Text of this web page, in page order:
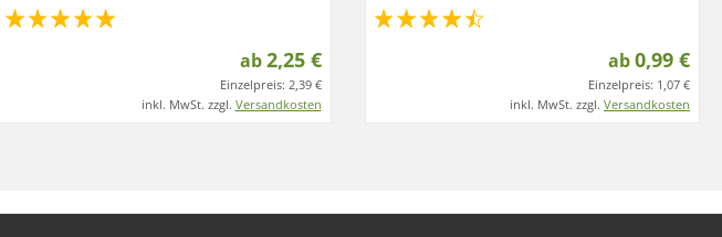
ab2,25 €
Einzelpreis: 2,39 €
inkl. MwSt. zzgl. Versandkosten
ab0,99 €
Einzelpreis: 1,07 €
inkl. MwSt. zzgl. Versandkosten